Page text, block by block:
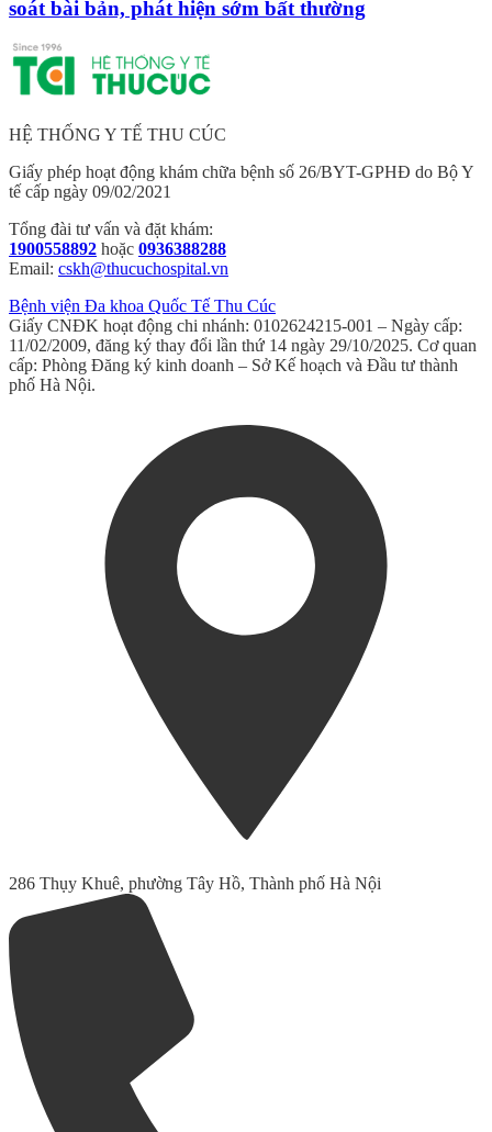
soát bài bản, phát hiện sớm bất thường
HỆ THỐNG Y TẾ THU CÚC
Giấy phép hoạt động khám chữa bệnh số 26/BYT-GPHĐ do Bộ Y
tế cấp ngày 09/02/2021
Tổng đài tư vấn và đặt khám:
1900558892 hoặc 0936388288
Email: cskh@thucuchospital.vn
Bệnh viện Đa khoa Quốc Tế Thu Cúc
Giấy CNĐK hoạt động chi nhánh: 0102624215-001 – Ngày cấp:
11/02/2009, đăng ký thay đổi lần thứ 14 ngày 29/10/2025. Cơ quan
cấp: Phòng Đăng ký kinh doanh – Sở Kế hoạch và Đầu tư thành
phố Hà Nội.
286 Thụy Khuê, phường Tây Hồ, Thành phố Hà Nội